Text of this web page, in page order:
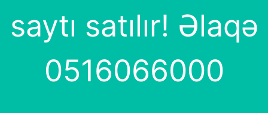
saytı satılır! Əlaqə
0516066000